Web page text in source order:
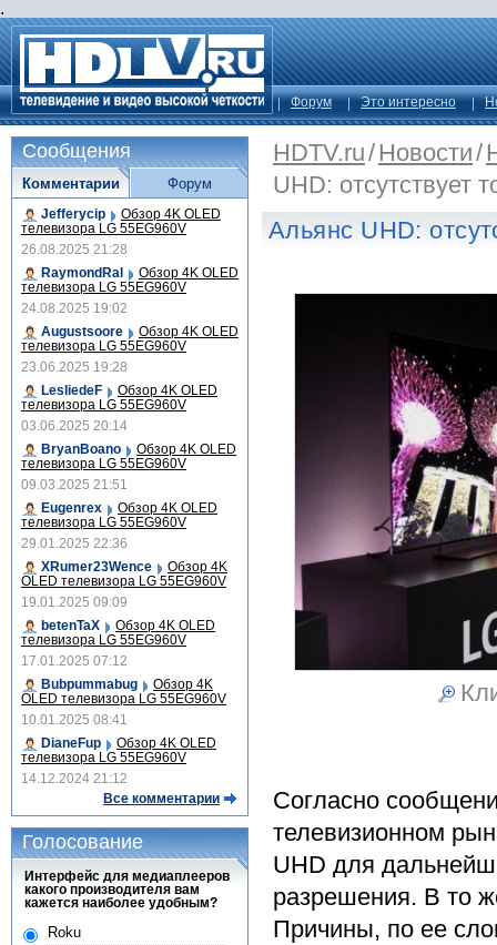
.
Форум Это интересно
HDTV.ru/Новости/
UHD: отсутствует
Альянс UHD:
Согласно
телевизионном
UHD для
разрешения. В то
Причины, по ее
Сообщения
Комментарии
Jefferycip Обзор 4K OLED
телевизора LG 55EG960V
26.08.2025 21:28
RaymondRal
Обзор 4K OLED
телевизора LG 55EG960V
24.08.2025 19:02
Augustsoore
Обзор 4K OLED
телевизора LG 55EG960V
23.06.2025 19:28
LesliedeF
Обзор 4K OLED
телевизора LG 55EG960V
03.06.2025 20:14
BryanBoano
Обзор 4K OLED
телевизора LG 55EG960V
09.03.2025 21:51
Eugenrex
Обзор 4K OLED
телевизора LG 55EG960V
29.01.2025 22:36
XRumer23Wence
Обзор 4K
OLED телевизора LG 55EG960V
19.01.2025 09:09
betenTaX
Обзор 4K OLED
телевизора LG 55EG960V
17.01.2025 07:12
Bubpummabug
Обзор 4K
OLED телевизора LG 55EG960V
10.01.2025 08:41
DianeFup
Обзор 4K OLED
телевизора LG 55EG960V
14.12.2024 21:12
Все комментарии
Форум
Голосование
Интерфейс для медиаплееров
какого производителя вам
кажется наиболее удобным?
Roku